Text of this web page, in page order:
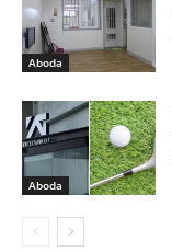
Aboda
Aboda